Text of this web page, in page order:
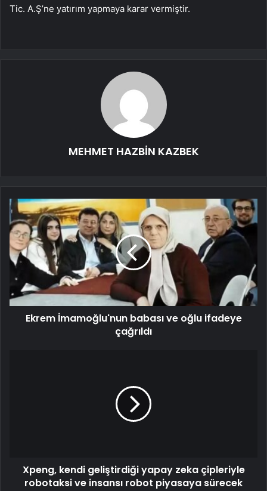
Tic. A.Ş’ne yatırım yapmaya karar vermiştir.
MEHMET HAZBİN KAZBEK
Ekrem İmamoğlu'nun babası ve oğlu ifadeye
çağrıldı
Xpeng, kendi geliştirdiği yapay zeka çipleriyle
robotaksi ve insansı robot piyasaya sürecek